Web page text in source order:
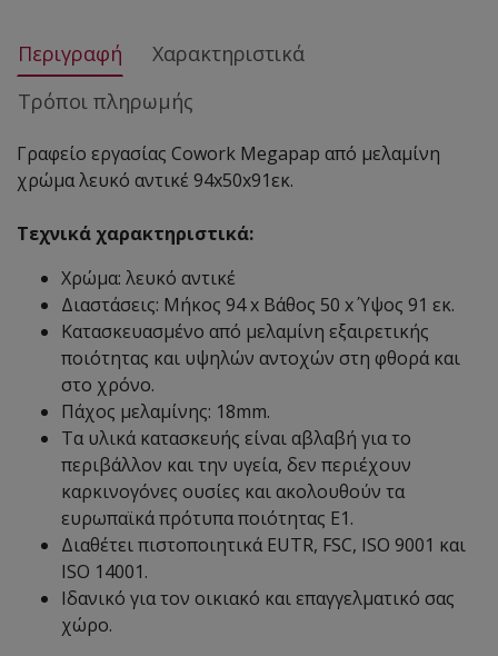
Περιγραφή
Χαρακτηριστικά
Τρόποι πληρωμής
Γραφείο εργασίας Cowork Megapap από μελαμίνη
χρώμα λευκό αντικέ 94x50x91εκ.
Τεχνικά χαρακτηριστικά:
Χρώμα: λευκό αντικέ
Διαστάσεις: Μήκος 94 x Βάθος 50 x Ύψος 91 εκ.
Κατασκευασμένο από μελαμίνη εξαιρετικής
ποιότητας και υψηλών αντοχών στη φθορά και
στο χρόνο.
Πάχος μελαμίνης: 18mm.
Τα υλικά κατασκευής είναι αβλαβή για το
περιβάλλον και την υγεία, δεν περιέχουν
καρκινογόνες ουσίες και ακολουθούν τα
ευρωπαϊκά πρότυπα ποιότητας Ε1.
Διαθέτει πιστοποιητικά EUTR, FSC, ISO 9001 και
ISO 14001.
Ιδανικό για τον οικιακό και επαγγελματικό σας
χώρο.